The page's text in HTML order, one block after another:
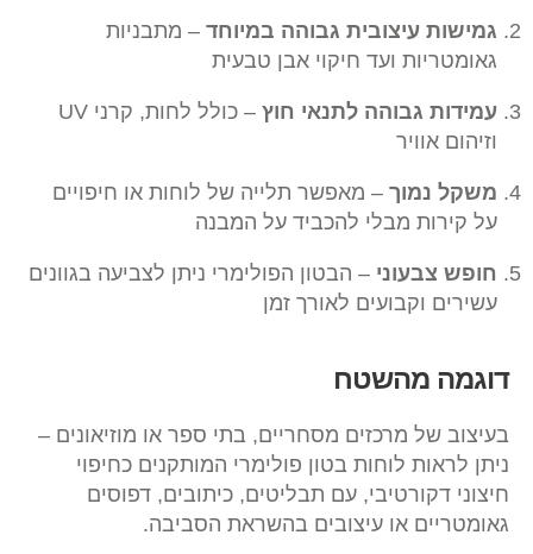
גמישות עיצובית גבוהה במיוחד – מתבניות
גאומטריות ועד חיקוי אבן טבעית
עמידות גבוהה לתנאי חוץ
– כולל לחות, קרני UV
וזיהום אוויר
משקל נמוך – מאפשר תלייה של לוחות או חיפויים
על קירות מבלי להכביד על המבנה
חופש צבעוני – הבטון הפולימרי ניתן לצביעה בגוונים
עשירים וקבועים לאורך זמן
דוגמה מהשטח
בעיצוב של מרכזים מסחריים, בתי ספר או מוזיאונים –
ניתן לראות לוחות בטון פולימרי המותקנים כחיפוי
חיצוני דקורטיבי, עם תבליטים, כיתובים, דפוסים
גאומטריים או עיצובים בהשראת הסביבה.